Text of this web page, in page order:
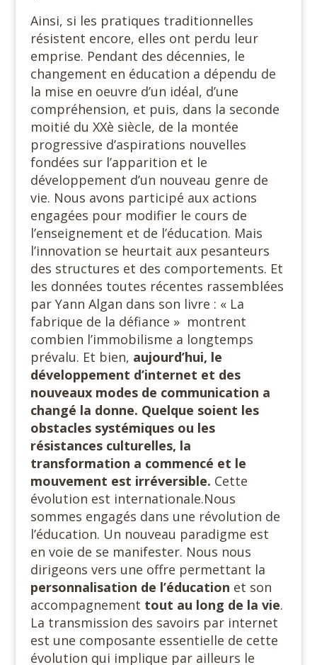
Ainsi, si les pratiques traditionnelles
résistent encore, elles ont perdu leur
emprise. Pendant des décennies, le
changement en éducation a dépendu de
la mise en oeuvre d’un idéal, d’une
compréhension, et puis, dans la seconde
moitié du XXè siècle, de la montée
progressive d’aspirations nouvelles
fondées sur l’apparition et le
développement d’un nouveau genre de
vie. Nous avons participé aux actions
engagées pour modifier le cours de
l’enseignement et de l’éducation. Mais
l’innovation se heurtait aux pesanteurs
des structures et des comportements. Et
les données toutes récentes rassemblées
par Yann Algan dans son livre : « La
fabrique de la défiance » montrent
combien l’immobilisme a longtemps
prévalu. Et bien, aujourd’hui, le
développement d’internet et des
nouveaux modes de communication a
changé la donne. Quelque soient les
obstacles systémiques ou les
résistances culturelles, la
transformation a commencé et le
mouvement est irréversible. Cette
évolution est internationale.Nous
sommes engagés dans une révolution de
l’éducation. Un nouveau paradigme est
en voie de se manifester. Nous nous
dirigeons vers une offre permettant la
personnalisation de l’éducation et son
accompagnement tout au long de la vie.
La transmission des savoirs par internet
est une composante essentielle de cette
évolution qui implique par ailleurs le